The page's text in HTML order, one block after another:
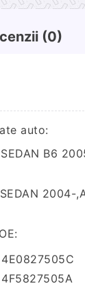
(0)
auto:
B6
2004-
4E0827505C
4F5827505A